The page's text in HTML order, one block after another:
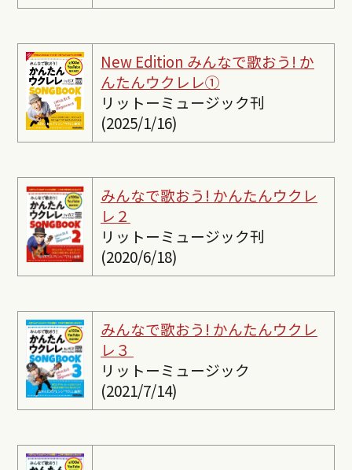
New Edition みんなで歌おう! か
んたんウクレレ①
リットーミュージック刊
(2025/1/16)
みんなで歌おう! かんたんウクレ
レ２
リットーミュージック刊
(2020/6/18)
みんなで歌おう! かんたんウクレ
レ３
リットーミュージック
(2021/7/14)